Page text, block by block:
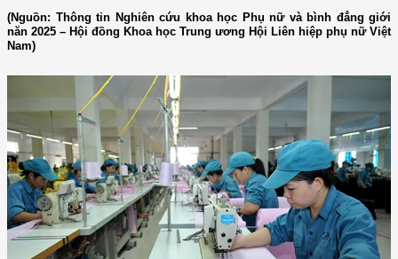
(Nguồn: Thông tin Nghiên cứu khoa học Phụ nữ và bình đẳng giới
năn 2025 – Hội đồng Khoa học Trung ương Hội Liên hiệp phụ nữ Việt
Nam)